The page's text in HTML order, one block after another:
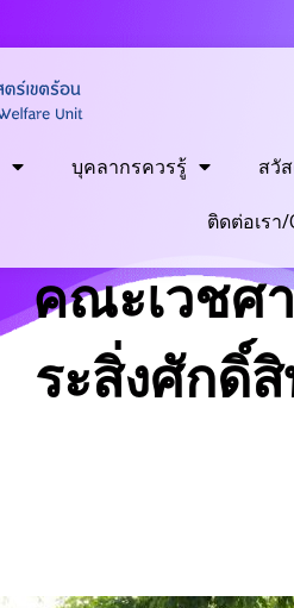
บุคลากรควรรู้ สวั
ติดต่อเรา/
คณะเวชศ
ระสิ่งศักดิ์